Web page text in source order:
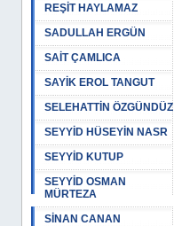
REŞİT HAYLAMAZ
SADULLAH ERGÜN
SAİT ÇAMLICA
SAYİK EROL TANGUT
SELEHATTİN ÖZGÜNDÜZ
SEYYİD HÜSEYİN NASR
SEYYİD KUTUP
SEYYİD OSMAN
MÜRTEZA
SİNAN CANAN